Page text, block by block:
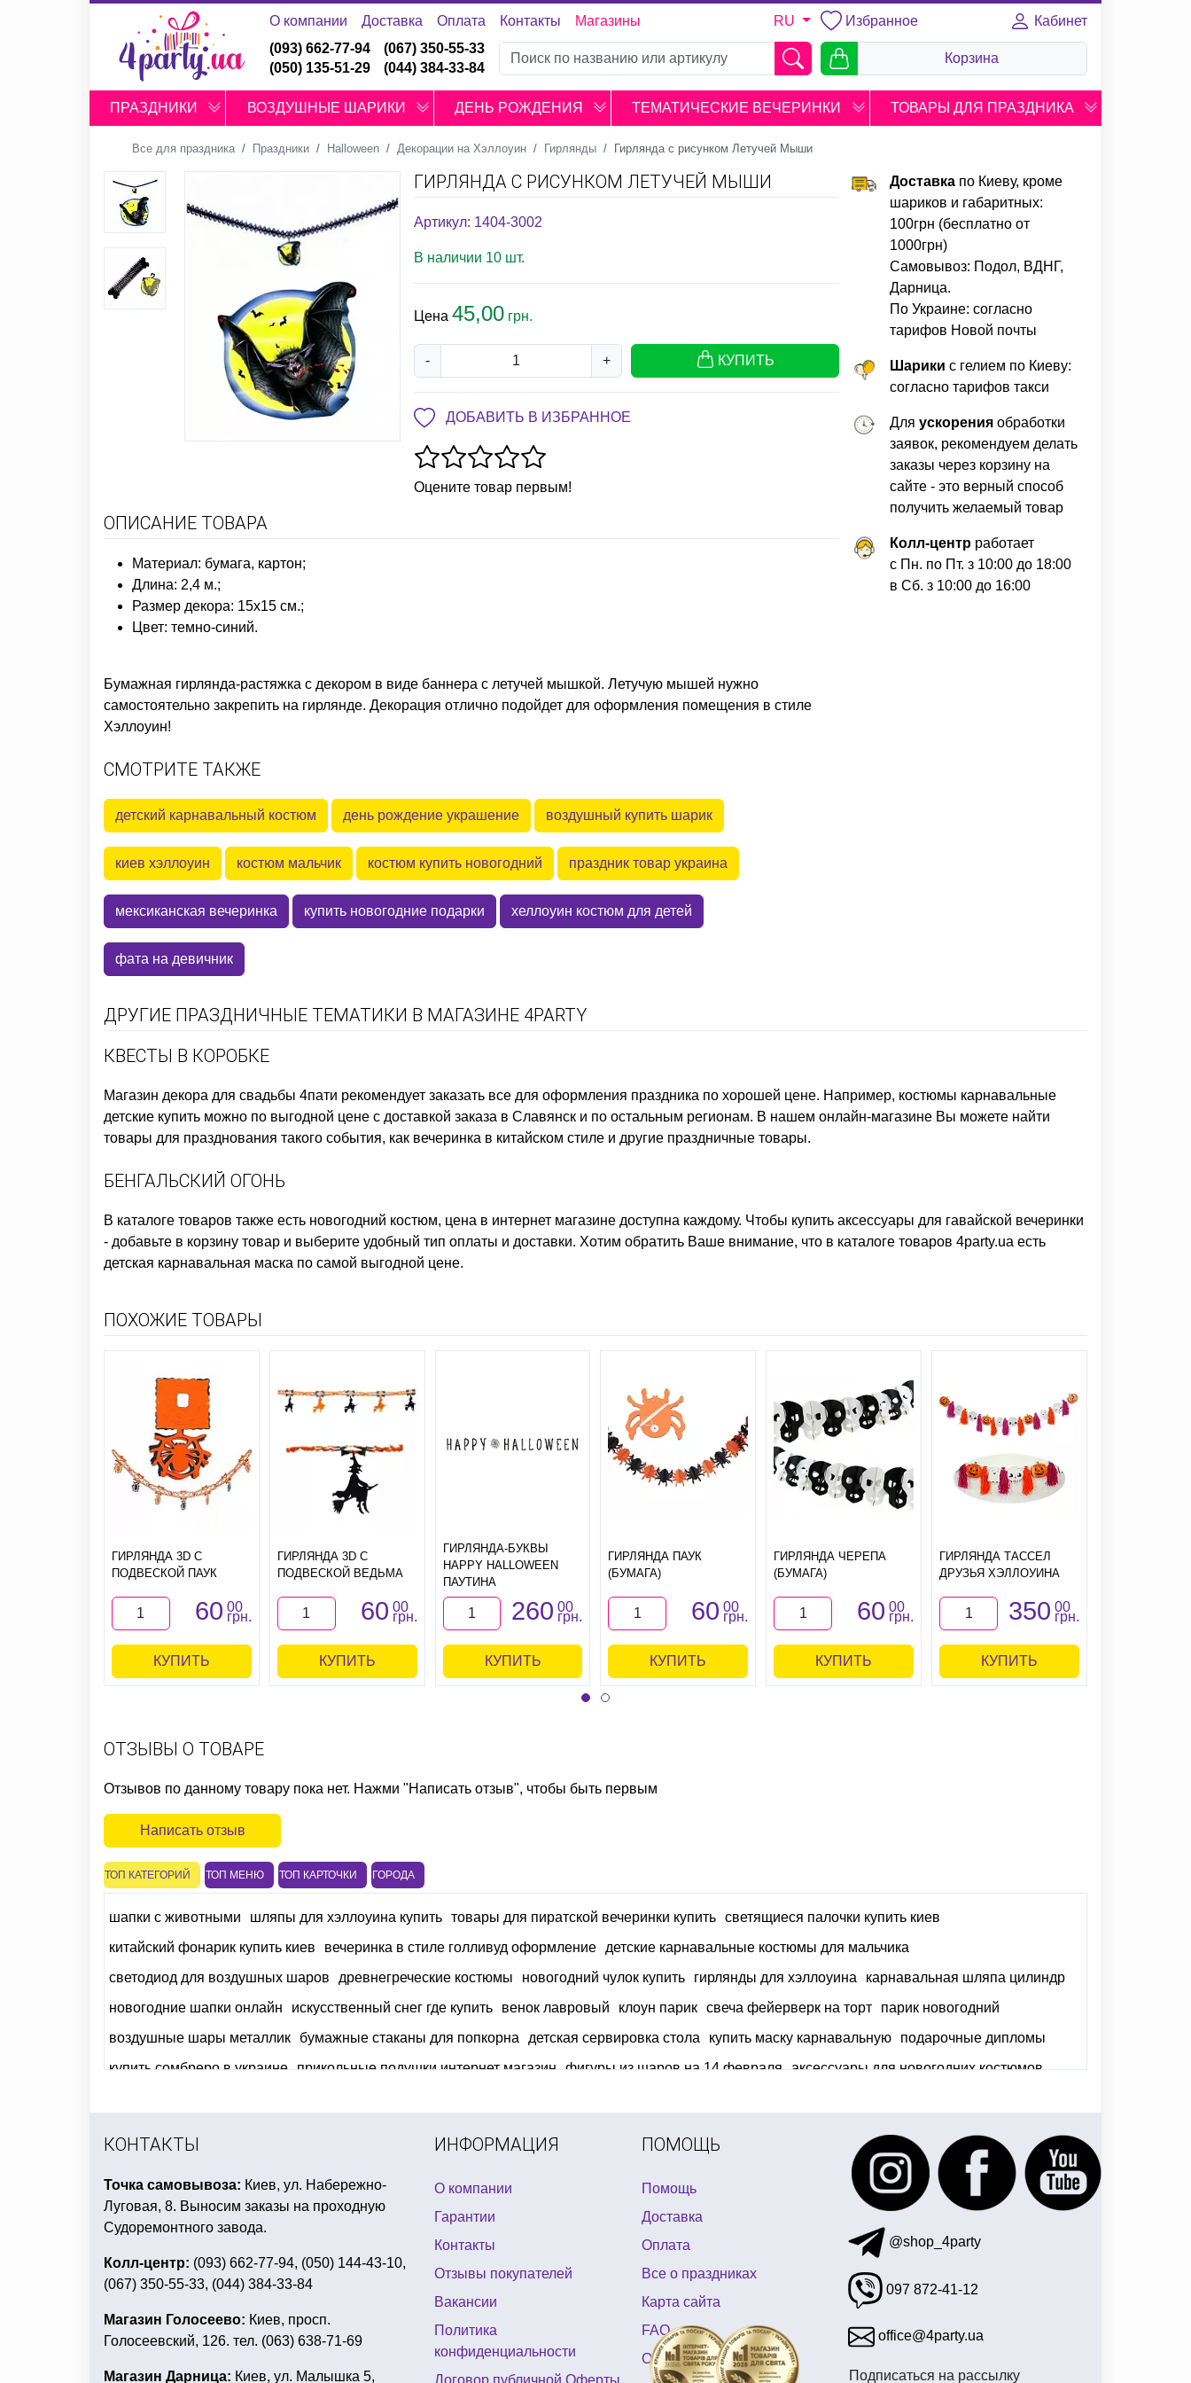
О компании Доставка Оплата Контакты Магазины RU Избранное
Кабинет
(093) 662-77-94
(050) 135-51-29
(067) 350-55-33
(044) 384-33-84
Корзина
ПРАЗДНИКИ ВОЗДУШНЫЕ ШАРИКИ ДЕНЬ РОЖДЕНИЯ ТЕМАТИЧЕСКИЕ ВЕЧЕРИНКИ ТОВАРЫ ДЛЯ ПРАЗДНИКА
Все для праздника Праздники Halloween Декорации на Хэллоуин Гирлянды Гирлянда с рисунком Летучей Мыши
ГИРЛЯНДА С РИСУНКОМ ЛЕТУЧЕЙ МЫШИ
Артикул: 1404-3002
В наличии 10 шт.
Цена 45,00 грн.
- + КУПИТЬ
ДОБАВИТЬ В ИЗБРАННОЕ
Оцените товар первым!
ОПИСАНИЕ ТОВАРА
Материал: бумага, картон;
Длина: 2,4 м.;
Размер декора: 15х15 см.;
Цвет: темно-синий.
Бумажная гирлянда-растяжка с декором в виде баннера с летучей мышкой. Летучую мышей нужно
самостоятельно закрепить на гирлянде. Декорация отлично подойдет для оформления помещения в стиле
Хэллоуин!
СМОТРИТЕ ТАКЖЕ
детский карнавальный костюм день рождение украшение воздушный купить шарик
киев хэллоуин костюм мальчик костюм купить новогодний праздник товар украина
мексиканская вечеринка купить новогодние подарки хеллоуин костюм для детей
фата на девичник
Доставкапо Киеву, кроме
шариков и габаритных:
100грн (бесплатно от
1000грн)
Самовывоз: Подол, ВДНГ,
Дарница.
По Украине: согласно
тарифов Новой почты
Шарики с гелием по Киеву:
согласно тарифов такси
Для ускоренияобработки
заявок, рекомендуем делать
заказы через корзину на
сайте - это верный способ
получить желаемый товар
Колл-центрработает
с Пн. по Пт. з 10:00 до 18:00
в Сб. з 10:00 до 16:00
ДРУГИЕ ПРАЗДНИЧНЫЕ ТЕМАТИКИ В МАГАЗИНЕ 4PARTY
КВЕСТЫ В КОРОБКЕ
Магазин декора для свадьбы 4пати рекомендует заказать все для оформления праздника по хорошей цене. Например, костюмы карнавальные
детские купить можно по выгодной цене с доставкой заказа в Славянск и по остальным регионам. В нашем онлайн-магазине Вы можете найти
товары для празднования такого события, как вечеринка в китайском стиле и другие праздничные товары.
БЕНГАЛЬСКИЙ ОГОНЬ
В каталоге товаров также есть новогодний костюм, цена в интернет магазине доступна каждому. Чтобы купить аксессуары для гавайской вечеринки
- добавьте в корзину товар и выберите удобный тип оплаты и доставки. Хотим обратить Ваше внимание, что в каталоге товаров 4party.ua есть
детская карнавальная маска по самой выгодной цене.
ПОХОЖИЕ ТОВАРЫ
ГИРЛЯНДА 3D С
ПОДВЕСКОЙ ПАУК
60 00
грн.
КУПИТЬ
ГИРЛЯНДА 3D С
ПОДВЕСКОЙ ВЕДЬМА
60 00
грн.
КУПИТЬ
ГИРЛЯНДА-БУКВЫ
HAPPY HALLOWEEN
ПАУТИНА
260 00
грн.
КУПИТЬ
ГИРЛЯНДА ПАУК
(БУМАГА)
60 00
грн.
КУПИТЬ
ГИРЛЯНДА ЧЕРЕПА
(БУМАГА)
60 00
грн.
КУПИТЬ
ГИРЛЯНДА ТАССЕЛ
ДРУЗЬЯ ХЭЛЛОУИНА
350 00
грн.
КУПИТЬ
ОТЗЫВЫ О ТОВАРЕ
Отзывов по данному товару пока нет. Нажми "Написать отзыв", чтобы быть первым
Написать отзыв
ТОП КАТЕГОРИЙ ТОП МЕНЮ ТОП КАРТОЧКИ ГОРОДА
шапки с животными шляпы для хэллоуина купить товары для пиратской вечеринки купить светящиеся палочки купить киев
китайский фонарик купить киев
вечеринка в стиле голливуд оформление
детские карнавальные костюмы для мальчика
светодиод для воздушных шаров
древнегреческие костюмы новогодний чулок купить гирлянды для хэллоуина
карнавальная шляпа цилиндр
новогодние шапки онлайн
искусственный снег где купить венок лавровый клоун парик свеча фейерверк на торт
парик новогодний
воздушные шары металлик
бумажные стаканы для попкорна детская сервировка стола купить маску карнавальную
подарочные дипломы
купить сомбреро в украине прикольные подушки интернет магазин фигуры из шаров на 14 февраля аксессуары для новогодних костюмов
КОНТАКТЫ
Точка самовывоза: Киев, ул. Набережно-
Луговая, 8. Выносим заказы на проходную
Судоремонтного завода.
Колл-центр: (093) 662-77-94, (050) 144-43-10,
(067) 350-55-33, (044) 384-33-84
Магазин Голосеево: Киев, просп.
Голосеевский, 126. тел. (063) 638-71-69
Магазин Дарница: Киев, ул. Малышка 5,
ИНФОРМАЦИЯ
О компании
Гарантии
Контакты
Отзывы покупателей
Вакансии
Политика
конфиденциальности
Договор публичной Оферты
ПОМОЩЬ
Помощь
Доставка
Оплата
Все о праздниках
Карта сайта
FAQ
Отзывы
@shop_4party
097 872-41-12
office@4party.ua
Подписаться на рассылку